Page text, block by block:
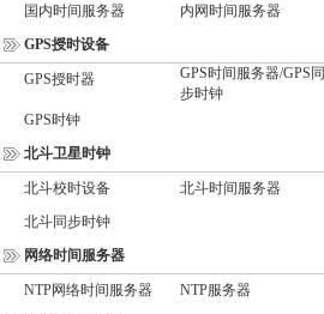
国内时间服务器
内网时间服务器
GPS授时设备
GPS授时器
GPS时间服务器/GPS同
步时钟
GPS时钟
北斗卫星时钟
北斗校时设备
北斗时间服务器
北斗同步时钟
网络时间服务器
NTP网络时间服务器
NTP服务器